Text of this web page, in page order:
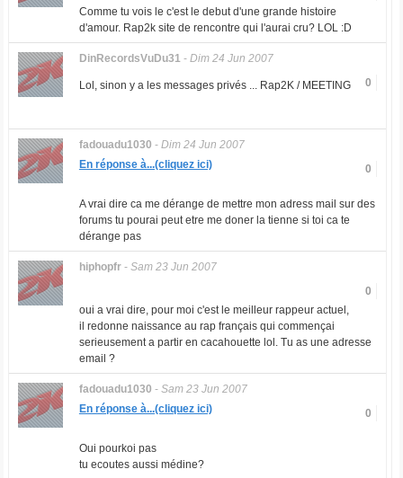
Comme tu vois le c'est le debut d'une grande histoire
d'amour. Rap2k site de rencontre qui l'aurai cru? LOL :D
DinRecordsVuDu31- Dim 24 Jun 2007
0
Lol, sinon y a les messages privés ... Rap2K / MEETING
fadouadu1030 - Dim 24 Jun 2007
0
En réponse à...(cliquez ici)
A vrai dire ca me dérange de mettre mon adress mail sur des
forums tu pourai peut etre me doner la tienne si toi ca te
dérange pas
hiphopfr- Sam 23 Jun 2007
0
oui a vrai dire, pour moi c'est le meilleur rappeur actuel,
il redonne naissance au rap français qui commençai
serieusement a partir en cacahouette lol. Tu as une adresse
email ?
fadouadu1030 - Sam 23 Jun 2007
0
En réponse à...(cliquez ici)
Oui pourkoi pas
tu ecoutes aussi médine?